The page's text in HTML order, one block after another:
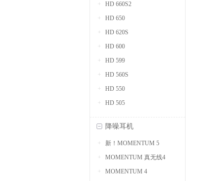
HD 660S2
HD 650
HD 620S
HD 600
HD 599
HD 560S
HD 550
HD 505
降噪耳机
新！MOMENTUM 5
MOMENTUM 真无线4
MOMENTUM 4